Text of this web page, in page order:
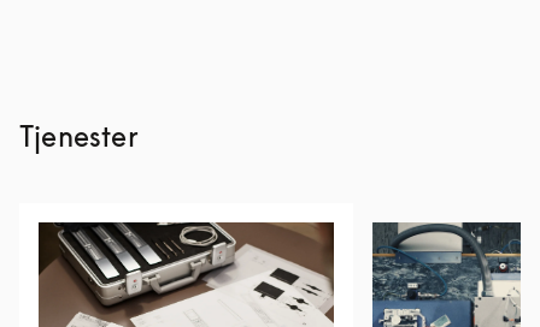
Tjenester